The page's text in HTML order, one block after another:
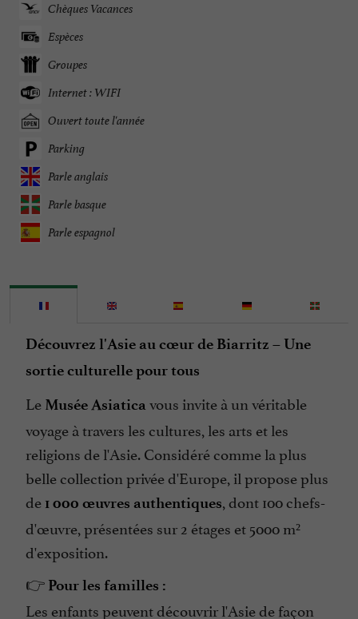
Chèques Vacances
Espèces
Groupes
Internet : WIFI
Ouvert toute l'année
Parking
Parle anglais
Parle basque
Parle espagnol
Découvrez l'Asie au cœur de Biarritz – Une
sortie culturelle pour tous
Le Musée Asiatica vous invite à un véritable
voyage à travers les cultures, les arts et les
religions de l'Asie. Considéré comme la plus
belle collection privée d'Europe, il propose plus
de 1 000 œuvres authentiques, dont 100 chefs-
d'œuvre, présentées sur 2 étages et 5000 m²
d'exposition.
👉 Pour les familles :
Les enfants peuvent découvrir l'Asie de façon